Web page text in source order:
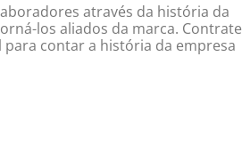
através da história da
los aliados da marca. Contrate
contar a história da empresa